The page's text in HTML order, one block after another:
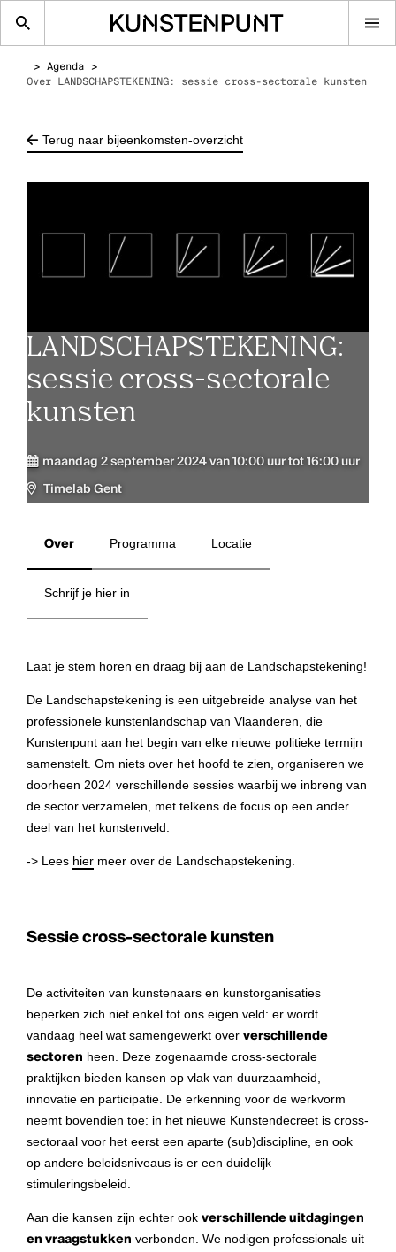
Agenda
Over LANDSCHAPSTEKENING: sessie cross-sectorale kunsten
Terug naar bijeenkomsten-overzicht
LANDSCHAPSTEKENING:
sessie cross-sectorale
kunsten
maandag 2 september 2024 van 10:00 uur tot 16:00 uur
Timelab Gent
Over Programma Locatie
Schrijf je hier in
Laat je stem horen en draag bij aan de Landschapstekening!
De Landschapstekening is een uitgebreide analyse van het
professionele kunstenlandschap van Vlaanderen, die
Kunstenpunt aan het begin van elke nieuwe politieke termijn
samenstelt. Om niets over het hoofd te zien, organiseren we
doorheen 2024 verschillende sessies waarbij we inbreng van
de sector verzamelen, met telkens de focus op een ander
deel van het kunstenveld.
-> Lees hier meer over de Landschapstekening.
Sessie cross-sectorale kunsten
De activiteiten van kunstenaars en kunstorganisaties
beperken zich niet enkel tot ons eigen veld: er wordt
vandaag heel wat samengewerkt over verschillende
sectoren heen. Deze zogenaamde cross-sectorale
praktijken bieden kansen op vlak van duurzaamheid,
innovatie en participatie. De erkenning voor de werkvorm
neemt bovendien toe: in het nieuwe Kunstendecreet is cross-
sectoraal voor het eerst een aparte (sub)discipline, en ook
op andere beleidsniveaus is er een duidelijk
stimuleringsbeleid.
Aan die kansen zijn echter ook verschillende uitdagingen
en vraagstukken verbonden. We nodigen professionals uit